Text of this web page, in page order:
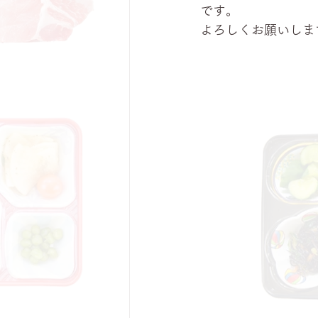
です。
よろしくお願いし